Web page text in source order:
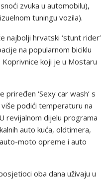
zvuka u automobilu),
tuningu vozila).
najbolji hrvatski ‘stunt rider’
na popularnom biciklu
Koprivnice koji je u Mostaru
‘Sexy car wash’ s
podići temperaturu na
revijalnom dijelu programa
auto kuća, oldtimera,
moto opreme i auto
oba dana uživaju u